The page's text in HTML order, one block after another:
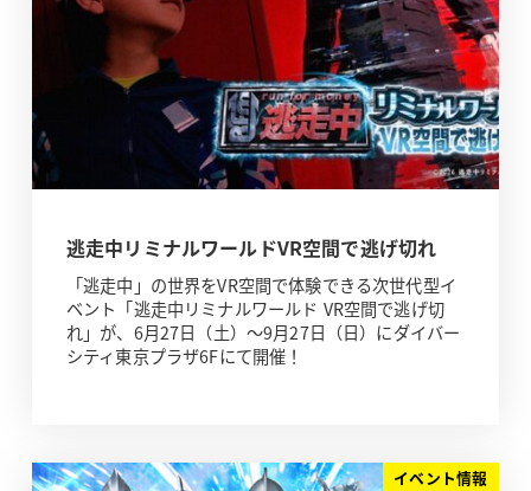
逃走中リミナルワールドVR空間で逃げ切れ
「逃走中」の世界をVR空間で体験できる次世代型イ
ベント「逃走中リミナルワールド VR空間で逃げ切
れ」が、6月27日（土）～9月27日（日）にダイバー
シティ東京プラザ6Fにて開催！
イベント情報